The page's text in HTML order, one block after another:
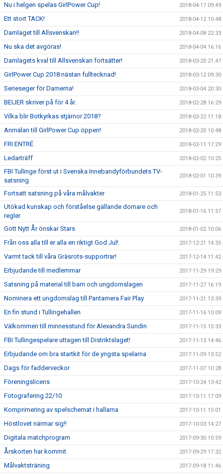
Nu i helgen spelas GirlPower Cup! 2018-04-17 09:49
Ett stort TACK! 2018-04-12 10:48
Damlaget till Allsvenskan!! 2018-04-08 22:33
Nu ska det avgöras! 2018-04-04 16:16
Damlagets kval till Allsvenskan fortsätter! 2018-03-20 21:47
GirlPower Cup 2018 nästan fulltecknad! 2018-03-12 09:30
Serieseger för Damerna! 2018-03-04 20:30
BEIJER skriver på för 4 år. 2018-02-28 16:29
Vilka blir Botkyrkas stjärnor 2018? 2018-02-22 11:18
Anmälan till GirlPower Cup öppen! 2018-02-20 10:48
FRI ENTRÉ 2018-02-11 17:29
Ledarträff 2018-02-02 10:25
FBI Tullinge först ut i Svenska Innebandyförbundets TV-
satsning
2018-02-01 10:39
Fortsatt satsning på våra målvakter 2018-01-25 11:53
Utökad kunskap och förståelse gällande domare och
regler
2018-01-16 11:57
Gott Nytt År önskar Stars 2018-01-02 10:06
Från oss alla till er alla en riktigt God Jul! 2017-12-21 14:35
Varmt tack till våra Gräsrots-supportrar! 2017-12-14 11:42
Erbjudande till medlemmar 2017-11-29 19:29
Satsning på material till barn och ungdomslagen 2017-11-27 16:19
Nominera ett ungdomslag till Pantamera Fair Play 2017-11-21 13:39
En fin stund i Tullingehallen 2017-11-16 10:09
Välkommen till minnesstund för Alexandra Sundin 2017-11-15 15:33
FBI Tullingespelare uttagen till Distriktslaget! 2017-11-13 14:46
Erbjudande om bra startkit för de yngsta spelarna 2017-11-09 13:52
Dags för fadderveckor 2017-11-07 10:28
Föreningslicens 2017-10-24 13:42
Fotografering 22/10 2017-10-11 17:09
Komprimering av spelschemat i hallarna 2017-10-11 15:01
Höstlovet närmar sig!! 2017-10-03 14:27
Digitala matchprogram 2017-09-30 10:59
Årskorten har kommit 2017-09-29 17:32
Målvaktsträning 2017-09-18 11:46